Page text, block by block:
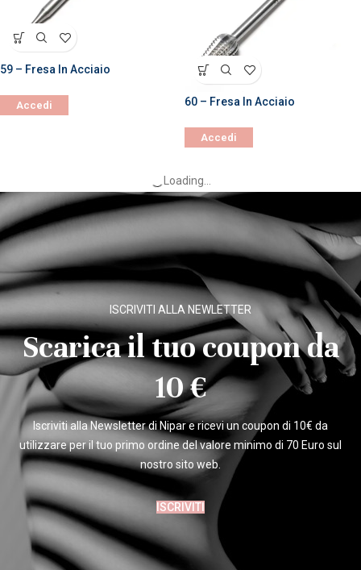
59 – Fresa In Acciaio
Accedi 60 – Fresa In Acciaio
Accedi
Loading...
ISCRIVITI ALLA NEWLETTER
Scarica il tuo coupon da
10 €
Iscriviti alla Newsletter di Nipar e ricevi un coupon di 10€ da
utilizzare per il tuo primo ordine del valore minimo di 70 Euro sul
nostro sito web.
ISCRIVITI